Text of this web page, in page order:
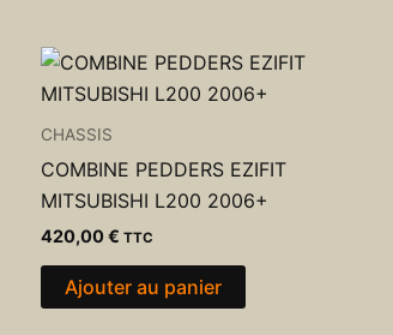
CHASSIS
COMBINE PEDDERS EZIFIT
MITSUBISHI L200 2006+
420,00€ TTC
Ajouter au panier